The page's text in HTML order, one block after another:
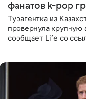
фанатов k-pop
Турагентка из
провернула крупную
сообщает Life со